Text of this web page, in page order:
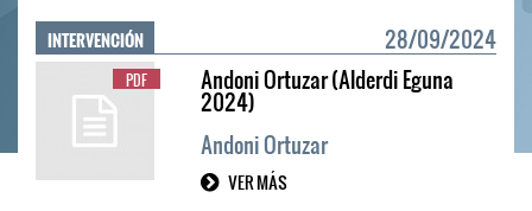
INTERVENCIÓN 28/09/2024
PDF Andoni Ortuzar (Alderdi Eguna
2024)
Andoni Ortuzar
VER MÁS